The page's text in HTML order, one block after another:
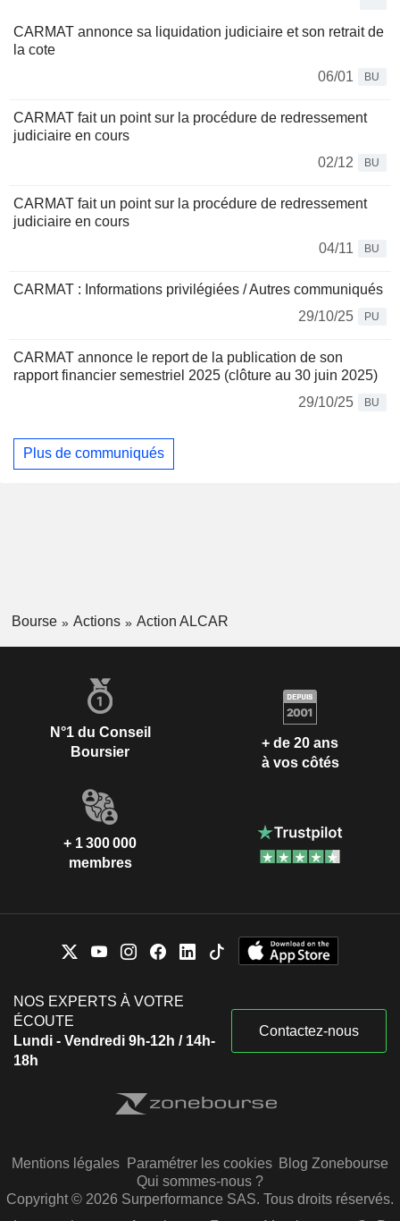
CARMAT annonce sa liquidation judiciaire et son retrait de
la cote
06/01
BU
CARMAT fait un point sur la procédure de redressement
judiciaire en cours
02/12
BU
CARMAT fait un point sur la procédure de redressement
judiciaire en cours
04/11
BU
CARMAT : Informations privilégiées / Autres communiqués
29/10/25
PU
CARMAT annonce le report de la publication de son
rapport financier semestriel 2025 (clôture au 30 juin 2025)
29/10/25
BU
Plus de communiqués
Bourse Actions Action ALCAR
N°1 du Conseil
Boursier
+ de 20 ans
à vos côtés
+ 1 300 000
membres
NOS EXPERTS À VOTRE
ÉCOUTE
Lundi - Vendredi 9h-12h / 14h-
18h
Contactez-nous
Mentions légales Paramétrer les cookies Blog Zonebourse
Qui sommes-nous ?
Copyright © 2026 Surperformance SAS. Tous droits réservés.